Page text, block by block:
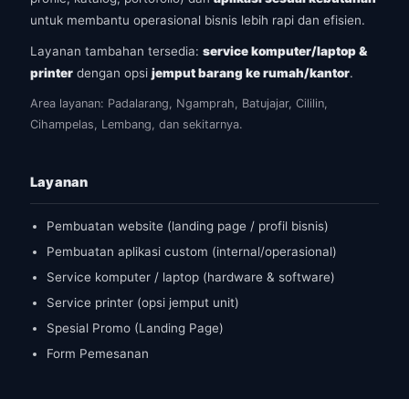
untuk membantu operasional bisnis lebih rapi dan efisien.
Layanan tambahan tersedia: service komputer/laptop &
printer dengan opsi jemput barang ke rumah/kantor.
Area layanan: Padalarang, Ngamprah, Batujajar, Cililin,
Cihampelas, Lembang, dan sekitarnya.
Layanan
Pembuatan website (landing page / profil bisnis)
Pembuatan aplikasi custom (internal/operasional)
Service komputer / laptop (hardware & software)
Service printer (opsi jemput unit)
Spesial Promo (Landing Page)
Form Pemesanan